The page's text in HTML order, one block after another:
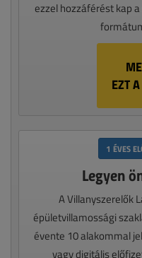
ezzel hozzáférést kap
EZT
1 ÉVES
Legyen
A Villanyszerelők
épületvillamossági
évente 10 alakommal
vagy digitális